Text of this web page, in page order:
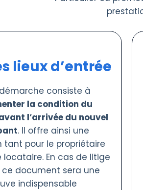
lieux d’entrée
consiste à
la condition du
l’arrivée du nouvel
. Il offre ainsi une
tant pour le propriétaire
locataire. En cas de litige
ce document sera une
indispensable